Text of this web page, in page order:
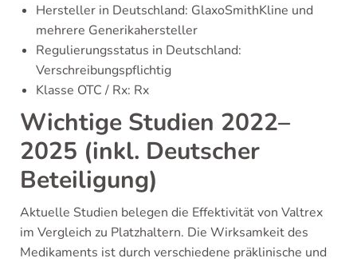
Hersteller in Deutschland: GlaxoSmithKline und
mehrere Generikahersteller
Regulierungsstatus in Deutschland:
Verschreibungspflichtig
Klasse OTC / Rx: Rx
Wichtige Studien 2022–
2025 (inkl. Deutscher
Beteiligung)
Aktuelle Studien belegen die Effektivität von Valtrex
im Vergleich zu Platzhaltern. Die Wirksamkeit des
Medikaments ist durch verschiedene präklinische und